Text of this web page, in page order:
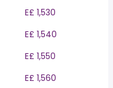
E£ 1,530
E£ 1,540
E£ 1,550
E£ 1,560